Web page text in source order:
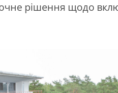
рішення щодо